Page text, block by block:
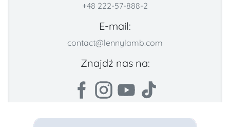
+48 222-57-888-2
E-mail:
contact@lennylamb.com
Znajdź nas na: